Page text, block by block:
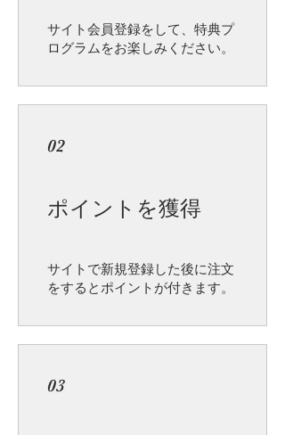
サイト会員登録をして、特典プ
ログラムをお楽しみください。
02
ポイントを獲得
サイトで新規登録した後に注文
をするとポイントが付きます。
03